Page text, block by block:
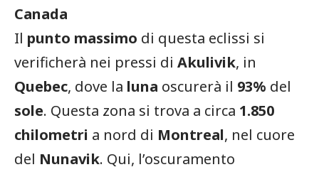
Canada
Il punto massimo di questa eclissi si
verificherà nei pressi di Akulivik, in
Quebec, dove la luna oscurerà il 93% del
sole. Questa zona si trova a circa 1.850
chilometri a nord di Montreal, nel cuore
del Nunavik. Qui, l’oscuramento